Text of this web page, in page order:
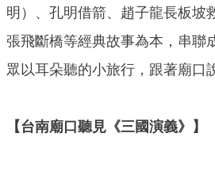
明）、孔明借箭、趙子龍長板坡
張飛斷橋等經典故事為本，串聯
眾以耳朵聽的小旅行，跟著廟口
【台南廟口聽見《三國演義》】